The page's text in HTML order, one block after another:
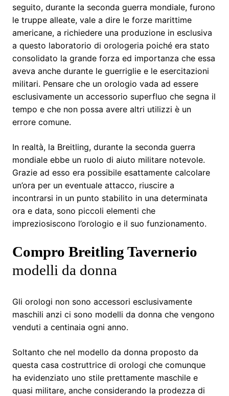
seguito, durante la seconda guerra mondiale, furono
le truppe alleate, vale a dire le forze marittime
americane, a richiedere una produzione in esclusiva
a questo laboratorio di orologeria poiché era stato
consolidato la grande forza ed importanza che essa
aveva anche durante le guerriglie e le esercitazioni
militari. Pensare che un orologio vada ad essere
esclusivamente un accessorio superfluo che segna il
tempo e che non possa avere altri utilizzi è un
errore comune.
In realtà, la Breitling, durante la seconda guerra
mondiale ebbe un ruolo di aiuto militare notevole.
Grazie ad esso era possibile esattamente calcolare
un’ora per un eventuale attacco, riuscire a
incontrarsi in un punto stabilito in una determinata
ora e data, sono piccoli elementi che
impreziosiscono l’orologio e il suo funzionamento.
Compro Breitling Tavernerio
modelli da donna
Gli orologi non sono accessori esclusivamente
maschili anzi ci sono modelli da donna che vengono
venduti a centinaia ogni anno.
Soltanto che nel modello da donna proposto da
questa casa costruttrice di orologi che comunque
ha evidenziato uno stile prettamente maschile e
quasi militare, anche considerando la prodezza di